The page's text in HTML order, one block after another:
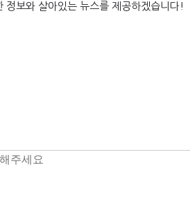
정보와 살아있는 뉴스를 제공하겠습니다!